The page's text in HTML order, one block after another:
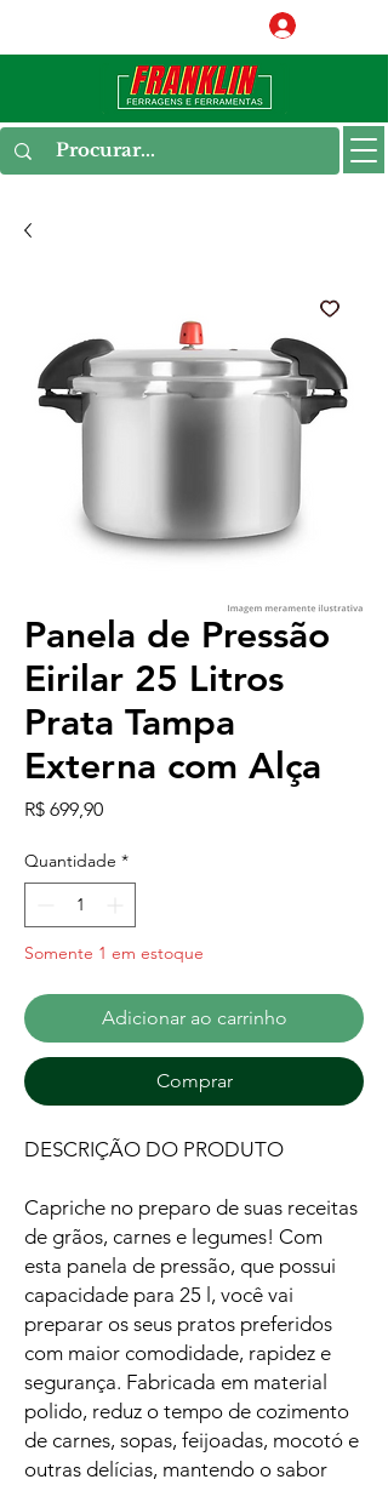
Panela de Pressão
Eirilar 25 Litros
Prata Tampa
Externa com Alça
R$ 699,90Preço
Quantidade *
Somente 1 em estoque
Adicionar ao carrinho
Comprar
DESCRIÇÃO DO PRODUTO
Capriche no preparo de suas receitas
de grãos, carnes e legumes! Com
esta panela de pressão, que possui
capacidade para 25 l, você vai
preparar os seus pratos preferidos
com maior comodidade, rapidez e
segurança. Fabricada em material
polido, reduz o tempo de cozimento
de carnes, sopas, feijoadas, mocotó e
outras delícias, mantendo o sabor